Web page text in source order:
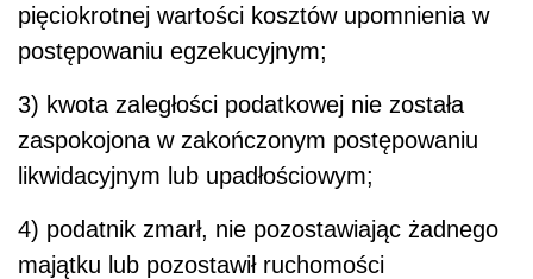
pięciokrotnej wartości kosztów upomnienia w
postępowaniu egzekucyjnym;
3) kwota zaległości podatkowej nie została
zaspokojona w zakończonym postępowaniu
likwidacyjnym lub upadłościowym;
4) podatnik zmarł, nie pozostawiając żadnego
majątku lub pozostawił ruchomości